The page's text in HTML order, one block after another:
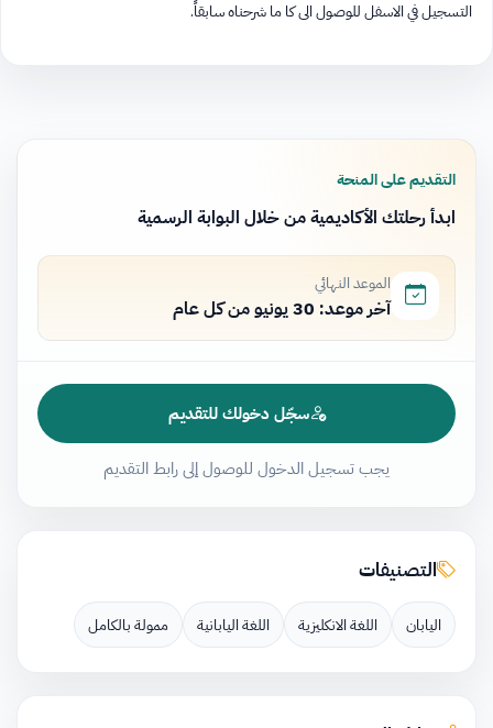
التسجيل في الاسفل للوصول الى كا ما شرحناه سابقاً.
التقديم على المنحة
ابدأ رحلتك الأكاديمية من خلال البوابة الرسمية
الموعد النهائي
آخر موعد: 30 يونيو من كل عام
سجّل دخولك للتقديم
يجب تسجيل الدخول للوصول إلى رابط التقديم
التصنيفات
اليابان اللغة الانكليزية اللغة اليابانية ممولة بالكامل